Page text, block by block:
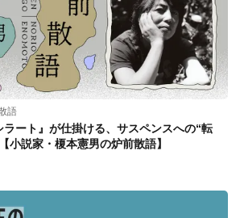
語
ート』が仕掛ける、サスペンスへの“転
小説家・榎本憲男の炉前散語】